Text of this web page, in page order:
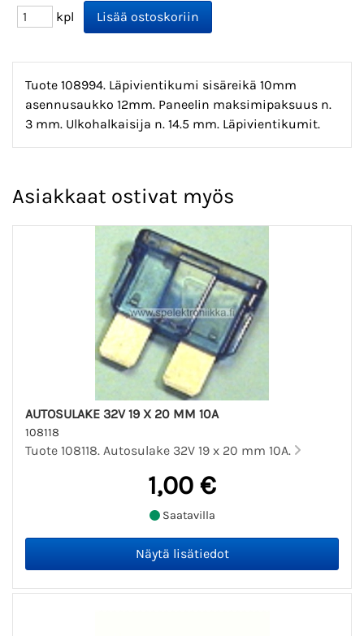
kpl
Tuote 108994. Läpivientikumi sisäreikä 10mm
asennusaukko 12mm. Paneelin maksimipaksuus n.
3 mm. Ulkohalkaisija n. 14.5 mm. Läpivientikumit.
Asiakkaat ostivat myös
AUTOSULAKE 32V 19 X 20 MM 10A
108118
Tuote 108118. Autosulake 32V 19 x 20 mm 10A.
1,00 €
Saatavilla